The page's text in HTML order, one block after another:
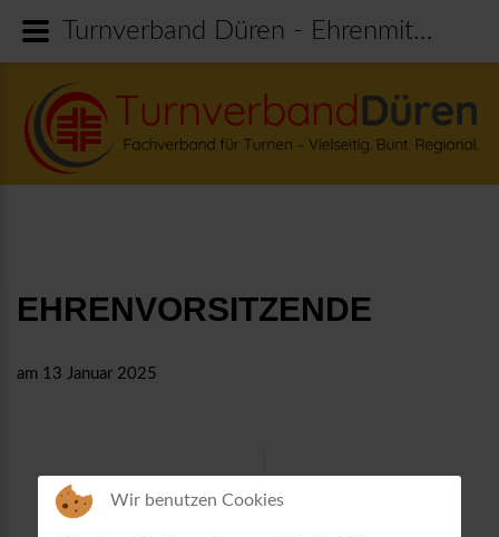
EHRENVORSITZENDE
am 13 Januar 2025
Ehrenvorsitzender Gregor Maxrath
Wir benutzen Cookies
Turnverband Düren - Ehrenmitglieder